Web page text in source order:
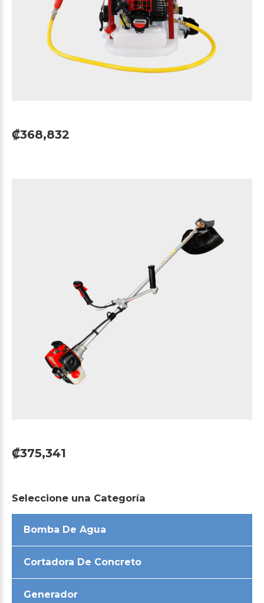
₡368,832
₡375,341
Seleccione una Categoría
Bomba De Agua
Cortadora De Concreto
Generador